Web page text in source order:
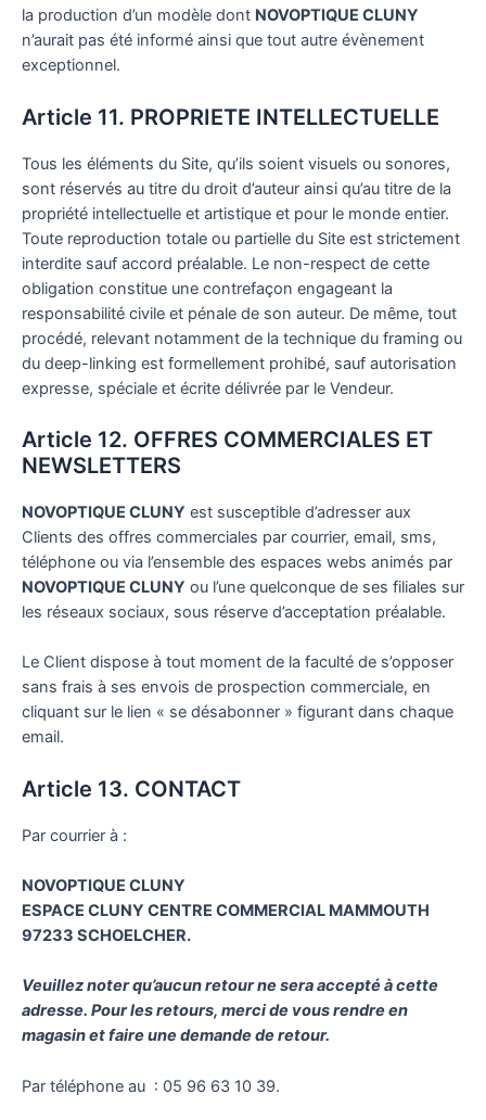
la production d’un modèle dont NOVOPTIQUE CLUNY
n’aurait pas été informé ainsi que tout autre évènement
exceptionnel.
Article 11. PROPRIETE INTELLECTUELLE
Tous les éléments du Site, qu’ils soient visuels ou sonores,
sont réservés au titre du droit d’auteur ainsi qu’au titre de la
propriété intellectuelle et artistique et pour le monde entier.
Toute reproduction totale ou partielle du Site est strictement
interdite sauf accord préalable. Le non-respect de cette
obligation constitue une contrefaçon engageant la
responsabilité civile et pénale de son auteur. De même, tout
procédé, relevant notamment de la technique du framing ou
du deep-linking est formellement prohibé, sauf autorisation
expresse, spéciale et écrite délivrée par le Vendeur.
Article 12. OFFRES COMMERCIALES ET
NEWSLETTERS
NOVOPTIQUE CLUNY est susceptible d’adresser aux
Clients des offres commerciales par courrier, email, sms,
téléphone ou via l’ensemble des espaces webs animés par
NOVOPTIQUE CLUNY ou l’une quelconque de ses filiales sur
les réseaux sociaux, sous réserve d’acceptation préalable.
Le Client dispose à tout moment de la faculté de s’opposer
sans frais à ses envois de prospection commerciale, en
cliquant sur le lien « se désabonner » figurant dans chaque
email.
Article 13. CONTACT
Par courrier à :
NOVOPTIQUE CLUNY
ESPACE CLUNY CENTRE COMMERCIAL MAMMOUTH
97233 SCHOELCHER.
Veuillez noter qu’aucun retour ne sera accepté à cette
adresse. Pour les retours, merci de vous rendre en
magasin et faire une demande de retour.
Par téléphone au : 05 96 63 10 39.